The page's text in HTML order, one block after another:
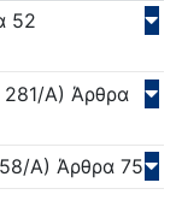
52
Α) Άρθρα
Α) Άρθρα 75